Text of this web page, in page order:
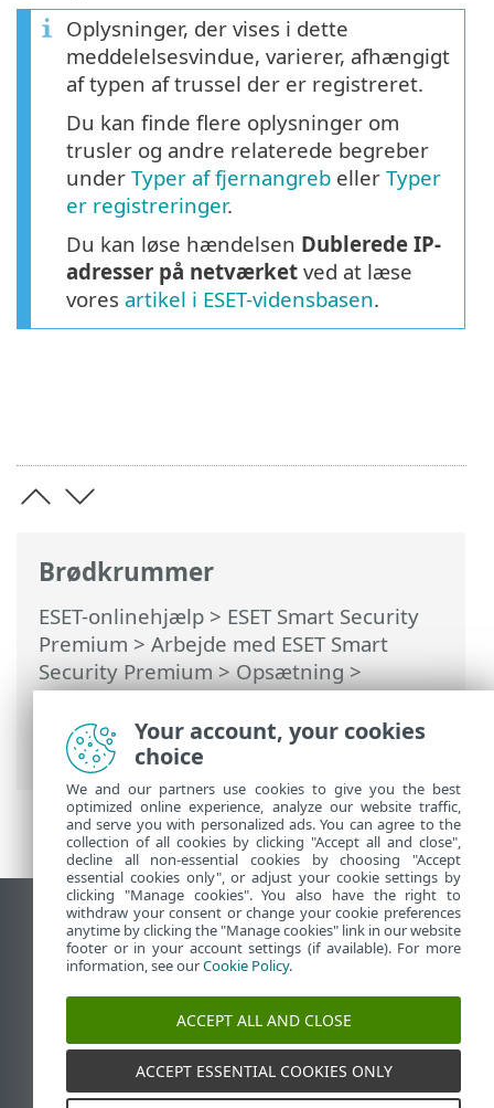
Brødkrummer
ESET-onlinehjælp > ESET Smart Security
Premium > Arbejde med ESET Smart
Security Premium>Opsætning>
Netværksbeskyttelse> Dialogbokse –
Netværksbeskyttelse > En
netværkstrussel er blokeret
Oplysninger, der vises i dette
meddelelsesvindue, varierer, afhængigt
af typen af trussel der er registreret.
Du kan finde flere oplysninger om
trusler og andre relaterede begreber
under Typer af fjernangreb eller Typer
er registreringer.
Du kan løse hændelsen Dublerede IP-
adresser på netværket ved at læse
vores artikel i ESET-vidensbasen.
Vis computerwebsted
End of Life
ESET-vidensbase
ESET-forum
ESET Status Portal
Regional support
Your account, your cookies
choice
We and our partners use cookies to give you the best
optimized online experience, analyze our website traffic,
and serve you with personalized ads. You can agree to the
collection of all cookies by clicking "Accept all and close",
decline all non-essential cookies by choosing "Accept
essential cookies only", or adjust your cookie settings by
clicking "Manage cookies". You also have the right to
withdraw your consent or change your cookie preferences
anytime by clicking the "Manage cookies" link in our website
footer or in your account settings (if available). For more
information, see ourCookie Policy.
ACCEPT ALL AND CLOSE
ACCEPT ESSENTIAL COOKIES ONLY